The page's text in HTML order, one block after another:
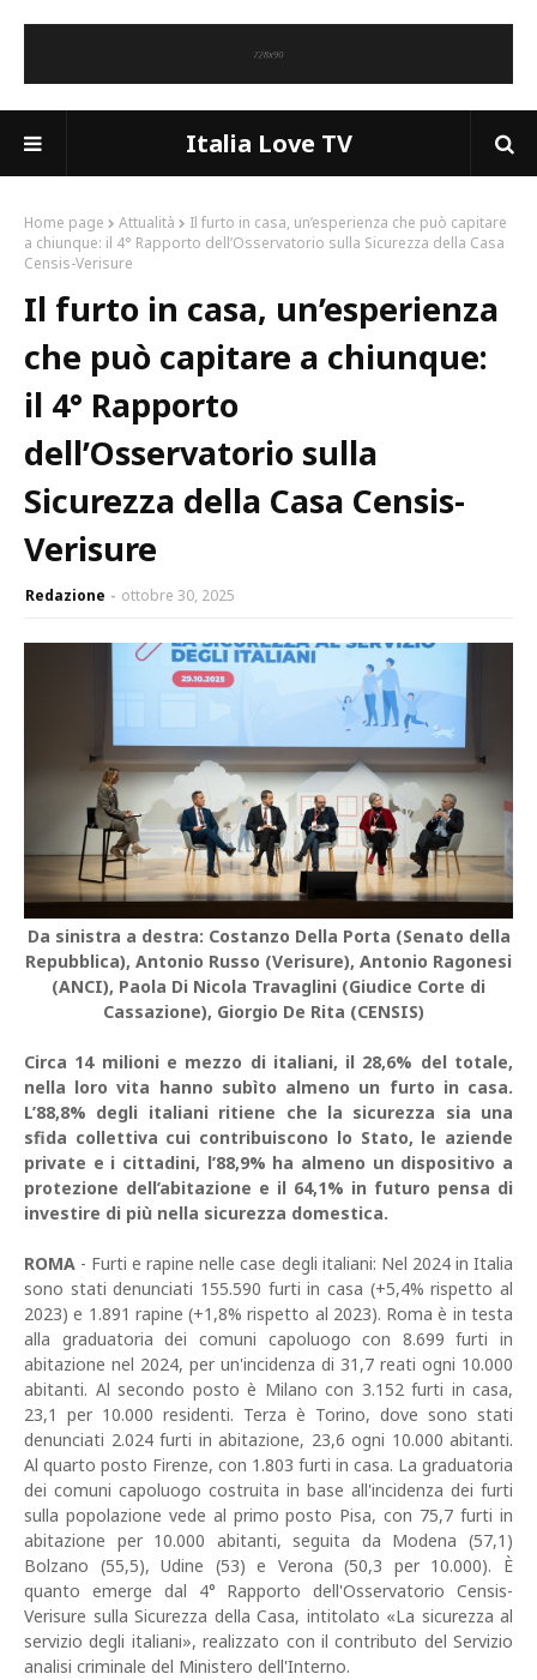
Italia Love TV
Home page Attualità
Il furto in casa, un’esperienza che può capitare
a chiunque: il 4° Rapporto dell’Osservatorio sulla Sicurezza della Casa
Censis-Verisure
Il furto in casa, un’esperienza
che può capitare a chiunque:
il 4° Rapporto
dell’Osservatorio sulla
Sicurezza della Casa Censis-
Verisure
Redazione ottobre 30, 2025
Da sinistra a destra: Costanzo Della Porta (Senato della
Repubblica), Antonio Russo (Verisure), Antonio Ragonesi
(ANCI), Paola Di Nicola Travaglini (Giudice Corte di
Cassazione), Giorgio De Rita (CENSIS)
Circa 14 milioni e mezzo di italiani, il 28,6% del totale,
nella loro vita hanno subìto almeno un furto in casa.
L’88,8% degli italiani ritiene che la sicurezza sia una
sfida collettiva cui contribuiscono lo Stato, le aziende
private e i cittadini, l’88,9% ha almeno un dispositivo a
protezione dell’abitazione e il 64,1% in futuro pensa di
investire di più nella sicurezza domestica.
ROMA - Furti e rapine nelle case degli italiani: Nel 2024 in Italia
sono stati denunciati 155.590 furti in casa (+5,4% rispetto al
2023) e 1.891 rapine (+1,8% rispetto al 2023). Roma è in testa
alla graduatoria dei comuni capoluogo con 8.699 furti in
abitazione nel 2024, per un'incidenza di 31,7 reati ogni 10.000
abitanti. Al secondo posto è Milano con 3.152 furti in casa,
23,1 per 10.000 residenti. Terza è Torino, dove sono stati
denunciati 2.024 furti in abitazione, 23,6 ogni 10.000 abitanti.
Al quarto posto Firenze, con 1.803 furti in casa. La graduatoria
dei comuni capoluogo costruita in base all'incidenza dei furti
sulla popolazione vede al primo posto Pisa, con 75,7 furti in
abitazione per 10.000 abitanti, seguita da Modena (57,1)
Bolzano (55,5), Udine (53) e Verona (50,3 per 10.000). È
quanto emerge dal 4° Rapporto dell'Osservatorio Censis-
Verisure sulla Sicurezza della Casa, intitolato «La sicurezza al
servizio degli italiani», realizzato con il contributo del Servizio
analisi criminale del Ministero dell'Interno.